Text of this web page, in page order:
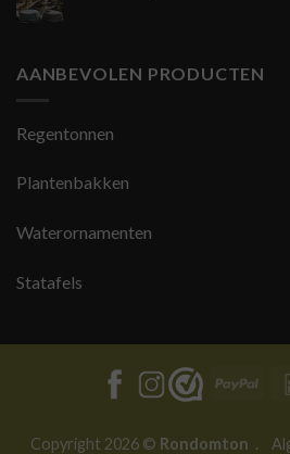
AANBEVOLEN PRODUCTEN
Regentonnen
Plantenbakken
Waterornamenten
Statafels
Copyright 2026 © Rondomton .